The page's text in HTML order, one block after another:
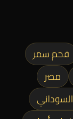
فحم سمر
مصر